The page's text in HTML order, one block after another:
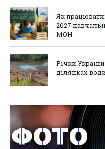
Як
2027
МОН
Річки
ділянках